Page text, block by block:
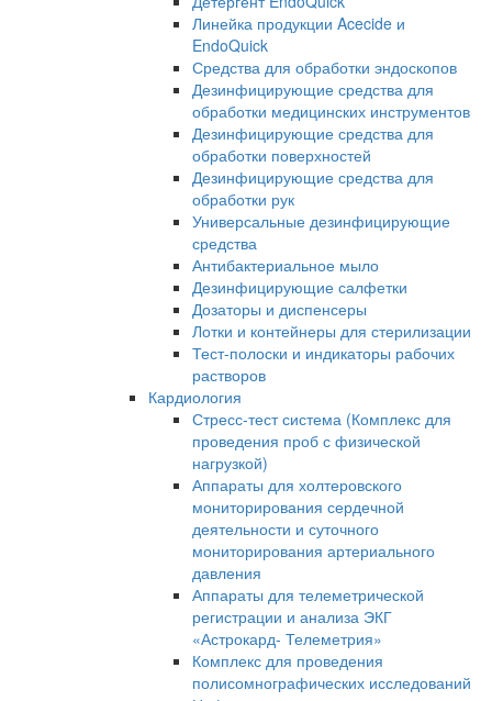
Линейка продукции Acecide и
EndoQuick
Средства для обработки эндоскопов
Дезинфицирующие средства для
обработки медицинских инструментов
Дезинфицирующие средства для
обработки поверхностей
Дезинфицирующие средства для
обработки рук
Универсальные дезинфицирующие
средства
Антибактериальное мыло
Дезинфицирующие салфетки
Дозаторы и диспенсеры
Лотки и контейнеры для стерилизации
Тест-полоски и индикаторы рабочих
растворов
Кардиология
Стресс-тест система (Комплекс для
проведения проб с физической
нагрузкой)
Аппараты для холтеровского
мониторирования сердечной
деятельности и суточного
мониторирования артериального
давления
Аппараты для телеметрической
регистрации и анализа ЭКГ
«Астрокард- Телеметрия»
Комплекс для проведения
полисомнографических исследований